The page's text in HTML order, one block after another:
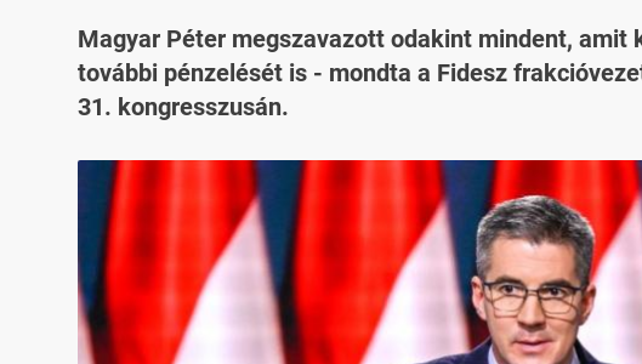
Magyar Péter megszavazott odakint mindent, amit
további pénzelését is - mondta a Fidesz
31. kongresszusán.